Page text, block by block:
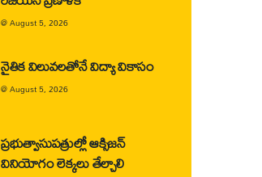
@August 5, 2026
నైతిక విలువలతోనే విద్యా వికాసం
@August 5, 2026
ప్రభుత్వాసుపత్రుల్లో ఆక్సిజన్
వినియోగం లెక్కలు తేల్చాలి